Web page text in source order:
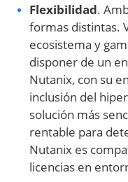
Flexibilidad.
formas distintas.
ecosistema y
disponer de un
Nutanix, con su
inclusión del
solución más
rentable para
Nutanix es
licencias en